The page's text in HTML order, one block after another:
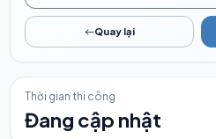
Quay lại
Thời gian thi công
Đang cập nhật